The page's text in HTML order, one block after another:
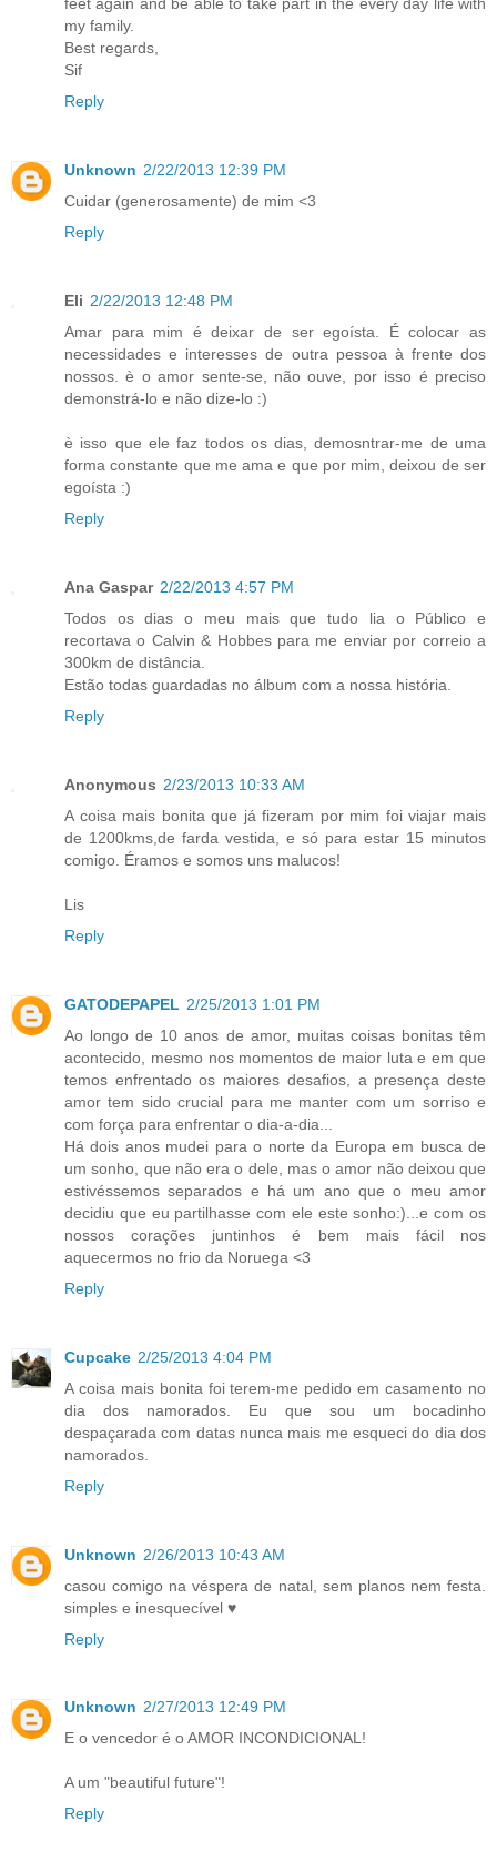
my family.
Best regards,
Sif
Reply
Unknown 2/22/2013 12:39 PM
Cuidar (generosamente) de mim <3
Reply
Eli 2/22/2013 12:48 PM
Amar para mim é deixar de ser egoísta. É colocar as
necessidades e interesses de outra pessoa à frente dos
nossos. è o amor sente-se, não ouve, por isso é preciso
demonstrá-lo e não dize-lo :)
è isso que ele faz todos os dias, demosntrar-me de uma
forma constante que me ama e que por mim, deixou de ser
egoísta :)
Reply
Ana Gaspar 2/22/2013 4:57 PM
Todos os dias o meu mais que tudo lia o Público e
recortava o Calvin & Hobbes para me enviar por correio a
300km de distância.
Estão todas guardadas no álbum com a nossa história.
Reply
Anonymous 2/23/2013 10:33 AM
A coisa mais bonita que já fizeram por mim foi viajar mais
de 1200kms,de farda vestida, e só para estar 15 minutos
comigo. Éramos e somos uns malucos!
Lis
Reply
GATODEPAPEL 2/25/2013 1:01 PM
Ao longo de 10 anos de amor, muitas coisas bonitas têm
acontecido, mesmo nos momentos de maior luta e em que
temos enfrentado os maiores desafios, a presença deste
amor tem sido crucial para me manter com um sorriso e
com força para enfrentar o dia-a-dia...
Há dois anos mudei para o norte da Europa em busca de
um sonho, que não era o dele, mas o amor não deixou que
estivéssemos separados e há um ano que o meu amor
decidiu que eu partilhasse com ele este sonho:)...e com os
nossos corações juntinhos é bem mais fácil nos
aquecermos no frio da Noruega <3
Reply
Cupcake 2/25/2013 4:04 PM
A coisa mais bonita foi terem-me pedido em casamento no
dia dos namorados. Eu que sou um bocadinho
despaçarada com datas nunca mais me esqueci do dia dos
namorados.
Reply
Unknown 2/26/2013 10:43 AM
casou comigo na véspera de natal, sem planos nem festa.
simples e inesquecível ♥
Reply
Unknown 2/27/2013 12:49 PM
E o vencedor é o AMOR INCONDICIONAL!
A um "beautiful future"!
Reply